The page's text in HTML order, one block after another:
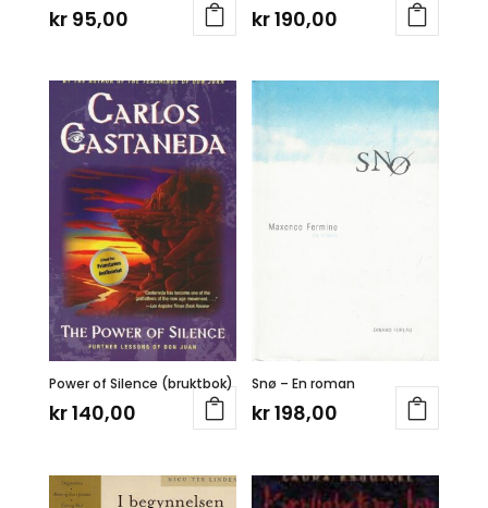
kr95,00 kr190,00
Power of Silence (bruktbok)
kr140,00
Snø – En roman
kr198,00